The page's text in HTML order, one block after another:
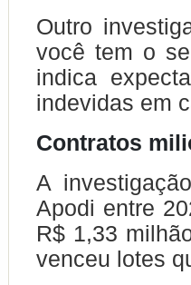
Outro
você tem o
indica
indevidas em
Contratos
A
Apodi entre
R$ 1,33
venceu lotes